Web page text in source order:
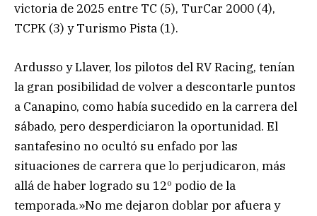
victoria de 2025 entre TC (5), TurCar 2000 (4),
TCPK (3) y Turismo Pista (1).
Ardusso y Llaver, los pilotos del RV Racing, tenían
la gran posibilidad de volver a descontarle puntos
a Canapino, como había sucedido en la carrera del
sábado, pero desperdiciaron la oportunidad. El
santafesino no ocultó su enfado por las
situaciones de carrera que lo perjudicaron, más
allá de haber logrado su 12º podio de la
temporada.»No me dejaron doblar por afuera y